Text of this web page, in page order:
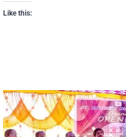
Like this: